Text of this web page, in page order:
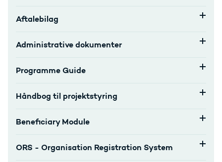
Aftalebilag
Administrative dokumenter
Programme Guide
Håndbog til projektstyring
Beneficiary Module
ORS - Organisation Registration System